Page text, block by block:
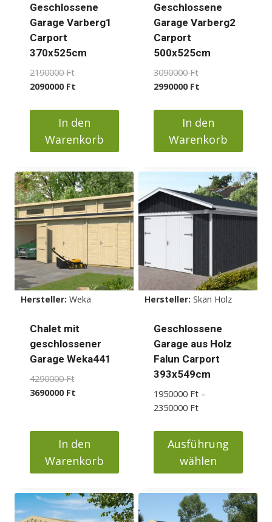
Produktseite
gewählt
werden
Geschlossene
Garage Varberg1
Carport
370x525cm
2190000FtUrsprünglicher
Preis
2190000 Ft
2090000 FtAktueller
ist:
2090000 Ft.
In den
Warenkorb
Geschlossene
Garage Varberg2
Carport
500x525cm
3090000FtUrsprünglicher
Preis
3090000 Ft
2990000 FtAktueller
ist:
2990000 Ft.
In den
Warenkorb
Hersteller: Weka
Chalet mit
geschlossener
Garage Weka441
4290000FtUrsprünglicher
Preis
3690000 FtAktueller
3690000 Ft.
In den
Warenkorb
Hersteller: Skan Holz
Geschlossene
Garage aus Holz
Falun Carport
393x549cm
1950000 Ft –
2350000 FtPreisspanne:
bis
2350000 Ft
Ausführung
wählen
Produkt
weist